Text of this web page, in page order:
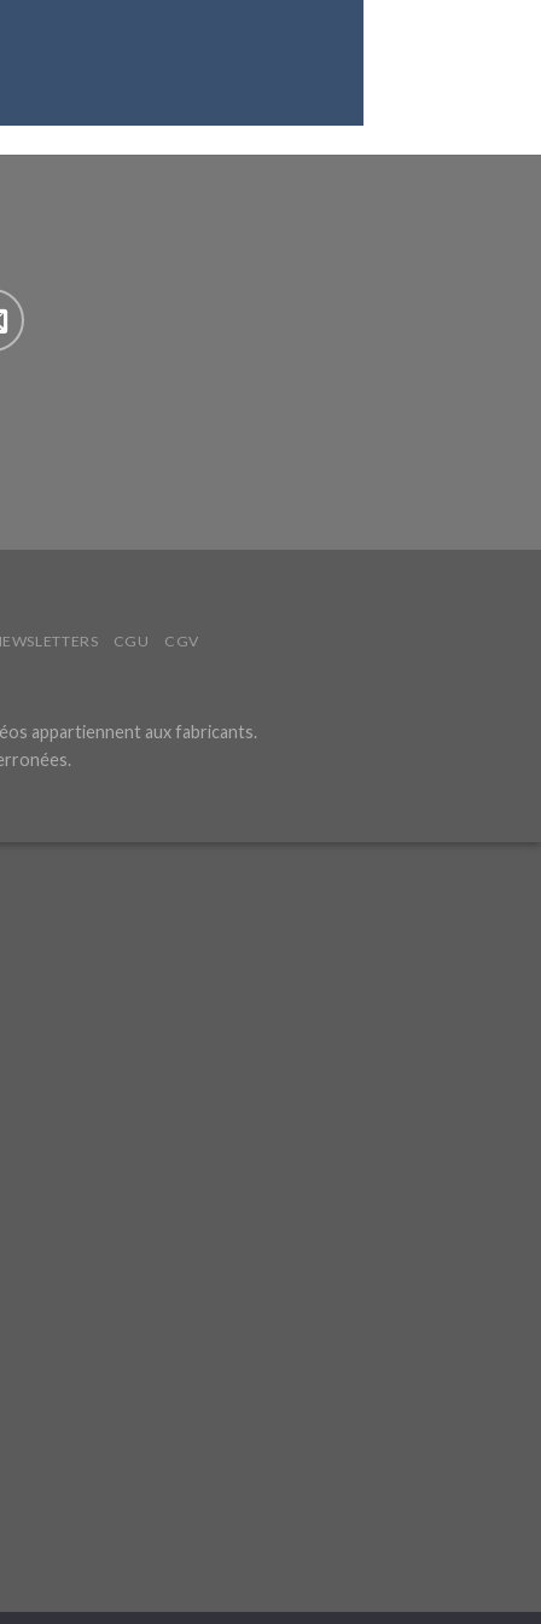
CGU CGV
appartiennent aux fabricants.